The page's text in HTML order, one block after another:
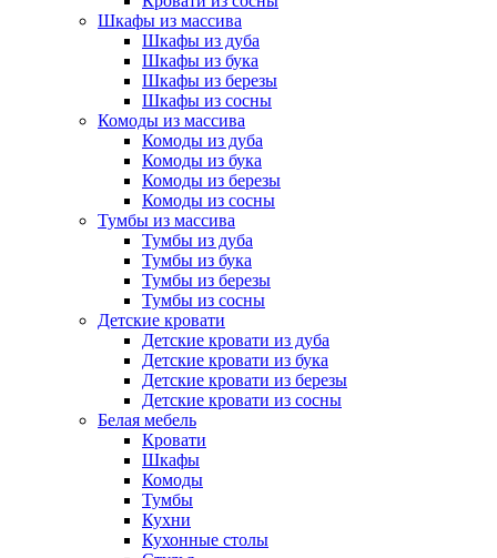
Шкафы из массива
Шкафы из дуба
Шкафы из бука
Шкафы из березы
Шкафы из сосны
Комоды из массива
Комоды из дуба
Комоды из бука
Комоды из березы
Комоды из сосны
Тумбы из массива
Тумбы из дуба
Тумбы из бука
Тумбы из березы
Тумбы из сосны
Детские кровати
Детские кровати из дуба
Детские кровати из бука
Детские кровати из березы
Детские кровати из сосны
Белая мебель
Кровати
Шкафы
Комоды
Тумбы
Кухни
Кухонные столы